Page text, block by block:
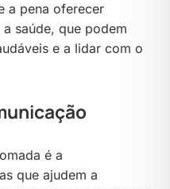
a pena oferecer
saúde, que podem
e a lidar com o
é a
que ajudem a